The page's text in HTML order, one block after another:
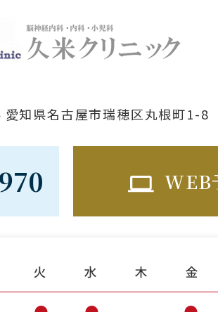
知県名古屋市瑞穂区丸根町1-8
WEB